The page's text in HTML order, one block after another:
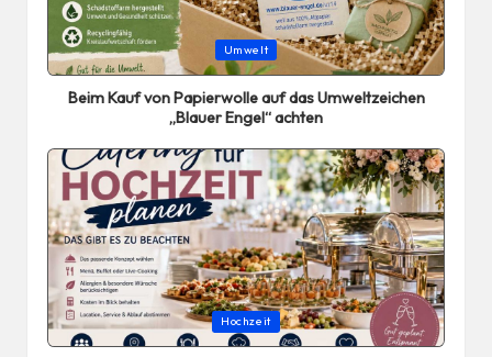
Posted
in
Umwelt
Beim Kauf von Papierwolle auf das Umweltzeichen
„Blauer Engel“ achten
Posted
in
Hochzeit